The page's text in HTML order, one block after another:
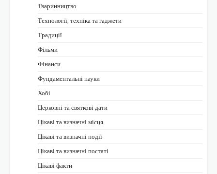
Тваринництво
Технології, техніка та гаджети
Традиції
Фільми
Фінанси
Фундаментальні науки
Хобі
Церковні та святкові дати
Цікаві та визначні місця
Цікаві та визначні події
Цікаві та визначні постаті
Цікаві факти